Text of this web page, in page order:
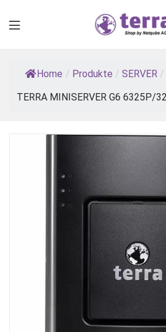
Computer
Home / Produkte / SERVER /
TERRA MINISERVER G6 6325P/